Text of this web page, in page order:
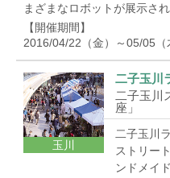
まざまなロボットが展示され
【開催期間】
2016/04/22（金）～05/05（
玉川
二子玉川
二子玉川
座」
二子玉川
ストリー
ンドメイ